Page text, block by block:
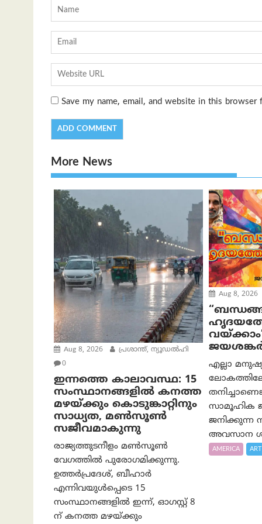
Save my name, email, and website in this
More News
Aug 8, 2026
പ്രശാന്ത്, ന്യൂഡല്‍ഹി
0
ഇന്നത്തെ കാലാവസ്ഥ: 15
സംസ്ഥാനങ്ങളിൽ കനത്ത
മഴയ്ക്കും കൊടുങ്കാറ്റിനും
സാധ്യത, മൺസൂൺ
സജീവമാകുന്നു
രാജ്യത്തുടനീളം മൺസൂൺ
വേഗത്തിൽ പുരോഗമിക്കുന്നു.
ഉത്തർപ്രദേശ്, ബീഹാർ
എന്നിവയുൾപ്പെടെ 15
സംസ്ഥാനങ്ങളിൽ ഇന്ന്, ഓഗസ്റ്റ് 8
ന് കനത്ത മഴയ്ക്കും
Aug 8, 2026
എല്ലാ
സാമൂഹിക
ജനിക്കുന്ന
അവസാന
AMERICA